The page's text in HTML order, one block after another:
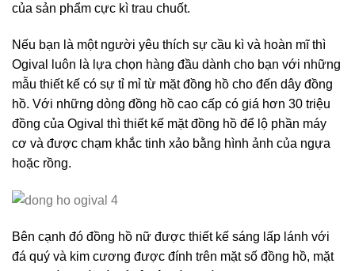
của sản phẩm cực kì trau chuốt.
Nếu bạn là một người yêu thích sự cầu kì và hoàn mĩ thì
Ogival luôn là lựa chọn hàng đầu dành cho bạn với những
mẫu thiết kế có sự tỉ mỉ từ mặt đồng hồ cho đến dây đồng
hồ. Với những dòng đồng hồ cao cấp có giá hơn 30 triệu
đồng của Ogival thì thiết kế mặt đồng hồ để lộ phần máy
cơ và được chạm khắc tinh xảo bằng hình ảnh của ngựa
hoặc rồng.
Bên cạnh đó đồng hồ nữ được thiết kế sáng lấp lánh với
đá quý và kim cương được đính trên mặt số đồng hồ, mặt